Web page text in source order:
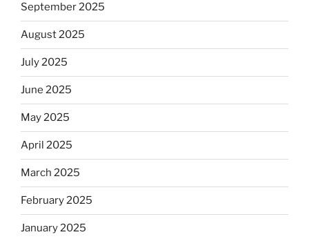
September 2025
August 2025
July 2025
June 2025
May 2025
April 2025
March 2025
February 2025
January 2025